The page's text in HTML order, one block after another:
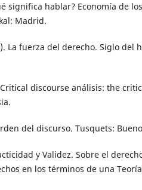
significa hablar? Economía de los
Madrid.
La fuerza del derecho. Siglo del
discourse análisis: the
del discurso. Tusquets:
y Validez. Sobre el
en los términos de una